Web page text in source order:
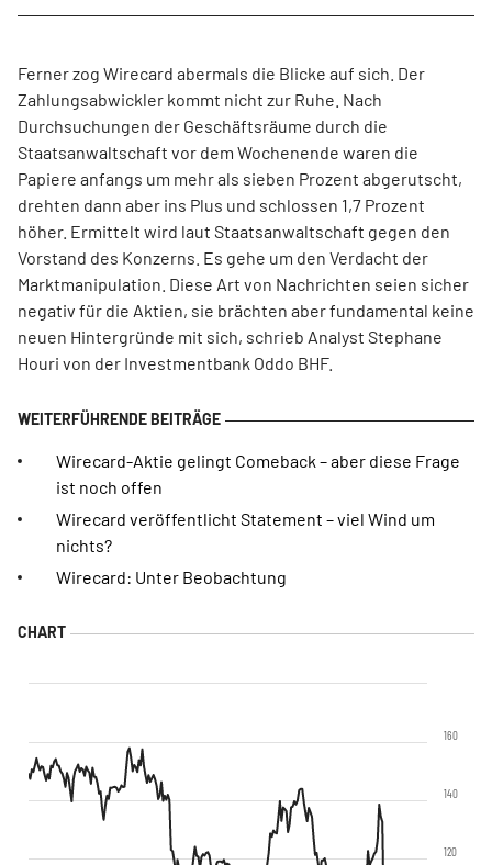
Ferner zog Wirecard abermals die Blicke auf sich. Der
Zahlungsabwickler kommt nicht zur Ruhe. Nach
Durchsuchungen der Geschäftsräume durch die
Staatsanwaltschaft vor dem Wochenende waren die
Papiere anfangs um mehr als sieben Prozent abgerutscht,
drehten dann aber ins Plus und schlossen 1,7 Prozent
höher. Ermittelt wird laut Staatsanwaltschaft gegen den
Vorstand des Konzerns. Es gehe um den Verdacht der
Marktmanipulation. Diese Art von Nachrichten seien sicher
negativ für die Aktien, sie brächten aber fundamental keine
neuen Hintergründe mit sich, schrieb Analyst Stephane
Houri von der Investmentbank Oddo BHF.
Wirecard-Aktie gelingt Comeback – aber diese Frage
ist noch offen
Wirecard veröffentlicht Statement – viel Wind um
nichts?
Wirecard: Unter Beobachtung
120
140
160